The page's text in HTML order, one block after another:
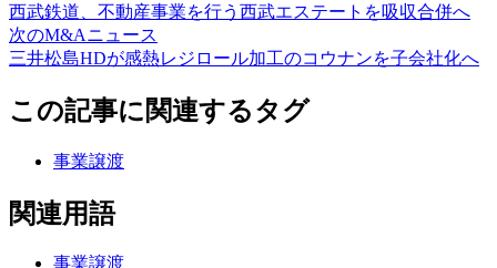
西武鉄道、不動産事業を行う西武エステートを吸収合併へ
次のM&Aニュース
三井松島HDが感熱レジロール加工のコウナンを子会社化へ
この記事に関連するタグ
事業譲渡
関連用語
事業譲渡